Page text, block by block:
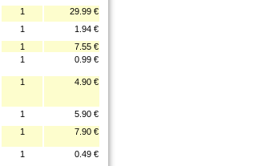
1
29.99 €
1
1.94 €
1
7.55 €
1 0.99 €
1 4.90 €
1
5.90 €
1 7.90 €
1
0.49 €